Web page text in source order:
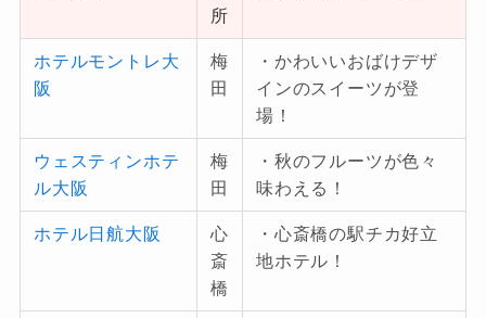
所
ホテルモントレ大
阪
梅
田
・かわいいおばけデザ
インのスイーツが登
場！
ウェスティンホテ
ル大阪
梅
田
・秋のフルーツが色々
味わえる！
ホテル日航大阪
心
斎
橋
・心斎橋の駅チカ好立
地ホテル！